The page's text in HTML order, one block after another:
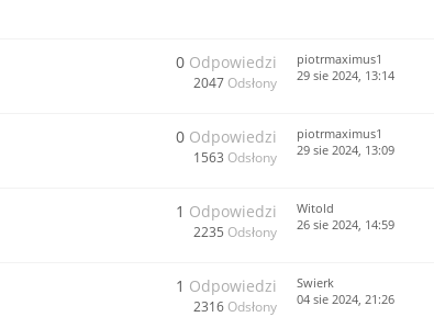
0 Odpowiedzi
2047 Odsłony
piotrmaximus1
29 sie 2024, 13:14
0 Odpowiedzi
1563 Odsłony
piotrmaximus1
29 sie 2024, 13:09
1 Odpowiedzi
2235 Odsłony
Witold
26 sie 2024, 14:59
1 Odpowiedzi
2316 Odsłony
Swierk
04 sie 2024, 21:26